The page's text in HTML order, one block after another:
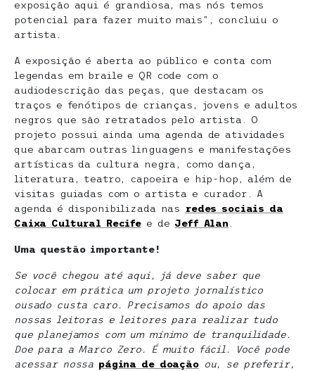
exposição aqui é grandiosa, mas nós temos
potencial para fazer muito mais”, concluiu o
artista.
A exposição é aberta ao público e conta com
legendas em braile e QR code com o
audiodescrição das peças, que destacam os
traços e fenótipos de crianças, jovens e adultos
negros que são retratados pelo artista. O
projeto possui ainda uma agenda de atividades
que abarcam outras linguagens e manifestações
artísticas da cultura negra, como dança,
literatura, teatro, capoeira e hip-hop, além de
visitas guiadas com o artista e curador. A
agenda é disponibilizada nas
redes sociais da
Caixa Cultural Recife e de Jeff Alan.
Uma questão importante!
Se você chegou até aqui, já deve saber que
colocar em prática um projeto jornalístico
ousado custa caro. Precisamos do apoio das
nossas leitoras e leitores para realizar tudo
que planejamos com um mínimo de tranquilidade.
Doe para a Marco Zero. É muito fácil. Você pode
acessar nossa página de doação ou, se preferir,